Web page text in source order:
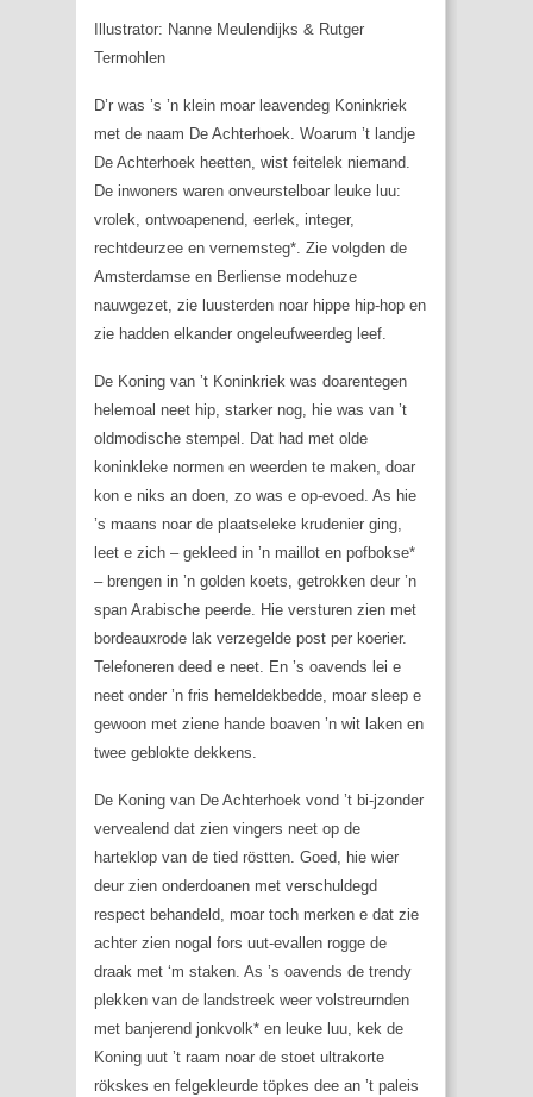
Illustrator: Nanne Meulendijks & Rutger
Termohlen
D’r was ’s ’n klein moar leavendeg Koninkriek
met de naam De Achterhoek. Woarum ’t landje
De Achterhoek heetten, wist feitelek niemand.
De inwoners waren onveurstelboar leuke luu:
vrolek, ontwoapenend, eerlek, integer,
rechtdeurzee en vernemsteg*. Zie volgden de
Amsterdamse en Berliense modehuze
nauwgezet, zie luusterden noar hippe hip-hop en
zie hadden elkander ongeleufweerdeg leef.
De Koning van ’t Koninkriek was doarentegen
helemoal neet hip, starker nog, hie was van ’t
oldmodische stempel. Dat had met olde
koninkleke normen en weerden te maken, doar
kon e niks an doen, zo was e op-evoed. As hie
’s maans noar de plaatseleke krudenier ging,
leet e zich – gekleed in ’n maillot en pofbokse*
– brengen in ’n golden koets, getrokken deur ’n
span Arabische peerde. Hie versturen zien met
bordeauxrode lak verzegelde post per koerier.
Telefoneren deed e neet. En ’s oavends lei e
neet onder ’n fris hemeldekbedde, moar sleep e
gewoon met ziene hande boaven ’n wit laken en
twee geblokte dekkens.
De Koning van De Achterhoek vond ’t bi-jzonder
vervealend dat zien vingers neet op de
harteklop van de tied röstten. Goed, hie wier
deur zien onderdoanen met verschuldegd
respect behandeld, moar toch merken e dat zie
achter zien nogal fors uut-evallen rogge de
draak met ‘m staken. As ’s oavends de trendy
plekken van de landstreek weer volstreurnden
met banjerend jonkvolk* en leuke luu, kek de
Koning uut ’t raam noar de stoet ultrakorte
rökskes en felgekleurde töpkes dee an ’t paleis